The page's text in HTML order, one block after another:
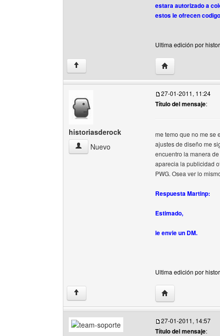
estara autorizado a
estos le ofrecen
Ultima edición por
↑ Visitar sitio web
historiasderock
historiasderock Ver perfil del usuario
Nuevo
27-01-2011, 11:24
Título del mensaje:
me temo que no me se
ajustes de diseño me
encuentro la manera
aparecia la publicidad
PWG. Osea ver lo
Respuesta Martinp:
Estimado,
le envie un DM.
Ultima edición por
↑ Visitar sitio web
27-01-2011, 14:57
Título del mensaje: